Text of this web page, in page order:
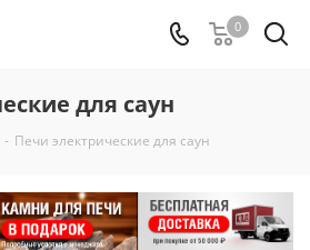
0
для саун
- Печи электрические для саун